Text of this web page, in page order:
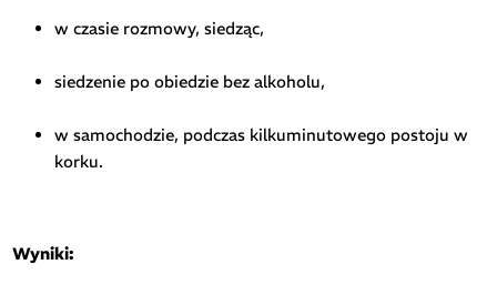
w czasie rozmowy, siedząc,
siedzenie po obiedzie bez alkoholu,
w samochodzie, podczas kilkuminutowego postoju w
korku.
Wyniki: